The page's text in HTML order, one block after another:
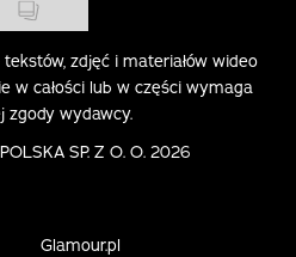
zdjęć i materiałów wideo
w całości lub w części wymaga
zgody wydawcy.
SP. Z O. O. 2026
Glamour.pl